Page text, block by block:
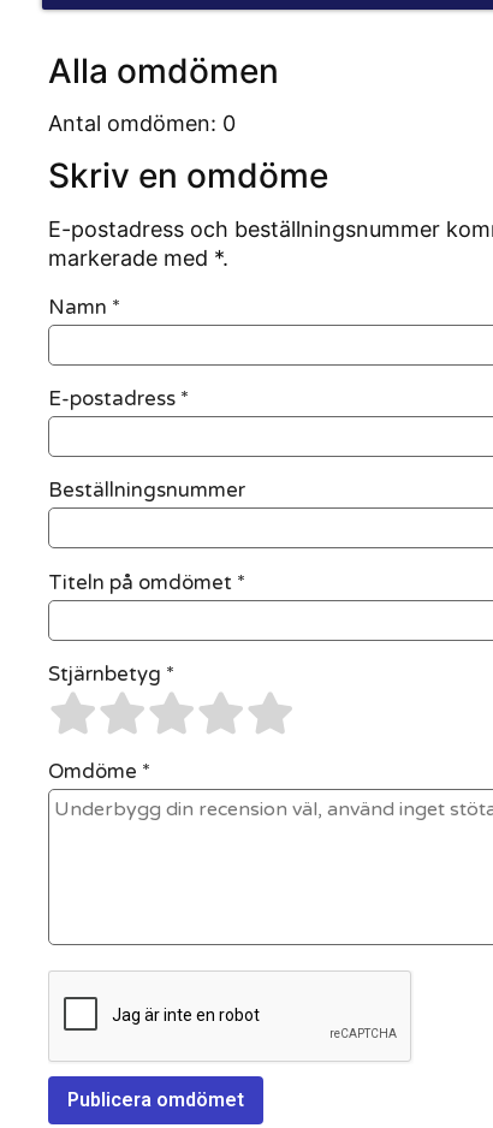
Alla omdömen
Antal omdömen: 0
Skriv en omdöme
E-postadress och beställningsnummer
markerade med *.
Namn *
E-postadress *
Beställningsnummer
Titeln på omdömet *
Stjärnbetyg *
Omdöme *